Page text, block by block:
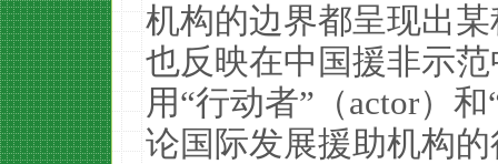
机构的边界都呈现出
也反映在中国援非示
用“行动者”（actor）
论国际发展援助机构